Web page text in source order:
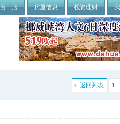
一店 房屋信息 投资理财
1
返回列表